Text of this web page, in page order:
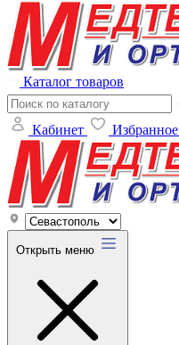
Каталог товаров
Кабинет Избранное
Открыть меню